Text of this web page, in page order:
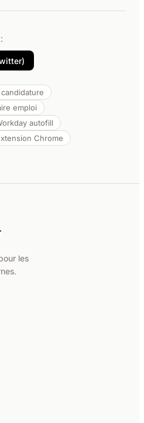
emploi
autofill
Chrome
les